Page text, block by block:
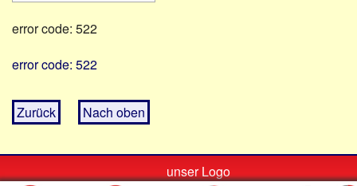
error code: 522
error code: 522
Zurück Nach oben
unser Logo